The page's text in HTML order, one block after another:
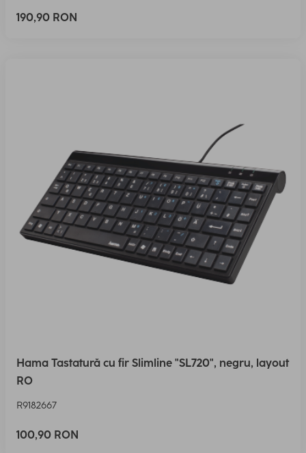
190,90 RON
Hama Tastatură cu fir Slimline "SL720", negru, layout
RO
R9182667
100,90 RON